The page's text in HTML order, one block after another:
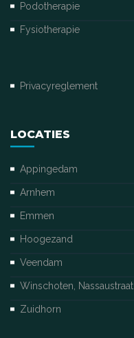
Podotherapie
Fysiotherapie
Privacyreglement
LOCATIES
Appingedam
Arnhem
Emmen
Hoogezand
Veendam
Winschoten, Nassaustraat
Zuidhorn